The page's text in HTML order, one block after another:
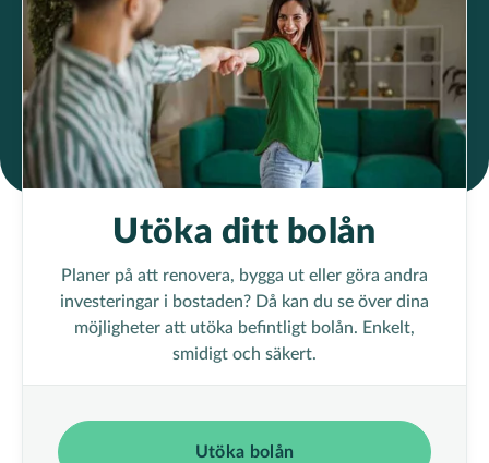
Utöka ditt bolån
Planer på att renovera, bygga ut eller göra andra
investeringar i bostaden? Då kan du se över dina
möjligheter att utöka befintligt bolån. Enkelt,
smidigt och säkert.
Utöka bolån